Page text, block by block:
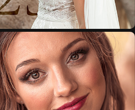
Svatby 2020-2021